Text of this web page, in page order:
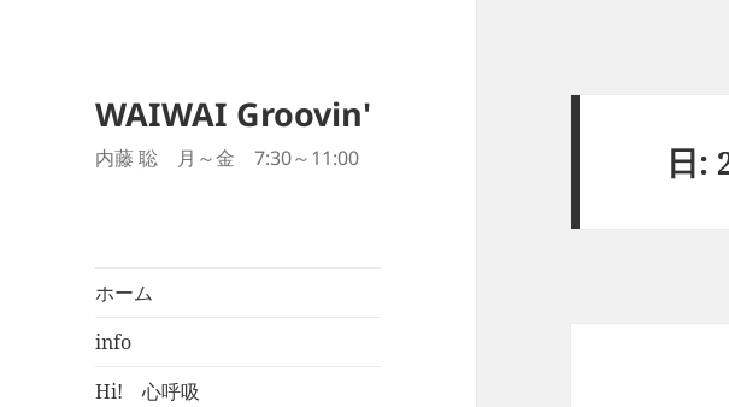
WAIWAI Groovin'
内藤 聡 月～金 7:30～11:00
ホーム
info
Hi! 心呼吸
日: